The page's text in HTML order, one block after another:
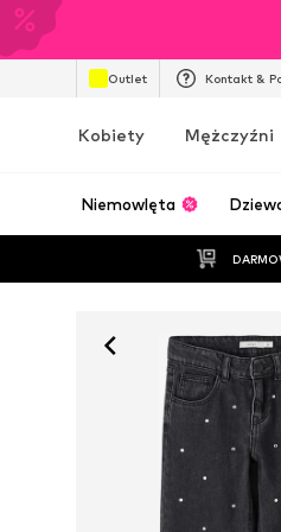
Outlet Kontakt &
Kobiety Mężczyźni
Niemowlęta